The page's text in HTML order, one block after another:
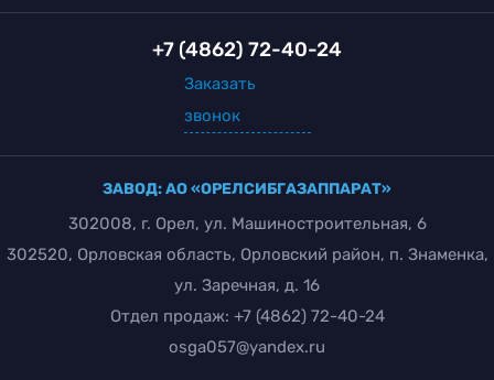
ЗАВОД: АО «ОРЕЛСИБГАЗАППАРАТ»
302008, г. Орел, ул. Машиностроительная, 6
302520, Орловская область, Орловский район, п. Знаменка,
ул. Заречная, д. 16
Отдел продаж: +7 (4862) 72-40-24
osga057@yandex.ru
+7 (4862) 72-40-24
Заказать
звонок